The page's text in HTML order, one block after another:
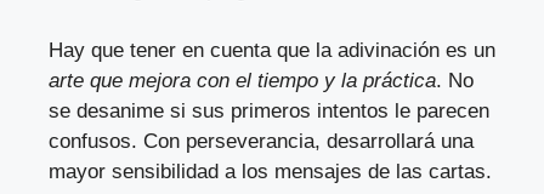
Hay que tener en cuenta que la adivinación es un
arte que mejora con el tiempo y la práctica. No
se desanime si sus primeros intentos le parecen
confusos. Con perseverancia, desarrollará una
mayor sensibilidad a los mensajes de las cartas.